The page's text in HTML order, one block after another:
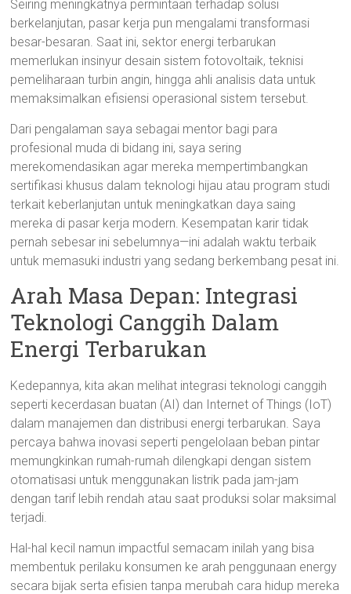
Seiring meningkatnya permintaan terhadap solusi
berkelanjutan, pasar kerja pun mengalami transformasi
besar-besaran. Saat ini, sektor energi terbarukan
memerlukan insinyur desain sistem fotovoltaik, teknisi
pemeliharaan turbin angin, hingga ahli analisis data untuk
memaksimalkan efisiensi operasional sistem tersebut.
Dari pengalaman saya sebagai mentor bagi para
profesional muda di bidang ini, saya sering
merekomendasikan agar mereka mempertimbangkan
sertifikasi khusus dalam teknologi hijau atau program studi
terkait keberlanjutan untuk meningkatkan daya saing
mereka di pasar kerja modern. Kesempatan karir tidak
pernah sebesar ini sebelumnya—ini adalah waktu terbaik
untuk memasuki industri yang sedang berkembang pesat ini.
Arah Masa Depan: Integrasi
Teknologi Canggih Dalam
Energi Terbarukan
Kedepannya, kita akan melihat integrasi teknologi canggih
seperti kecerdasan buatan (AI) dan Internet of Things (IoT)
dalam manajemen dan distribusi energi terbarukan. Saya
percaya bahwa inovasi seperti pengelolaan beban pintar
memungkinkan rumah-rumah dilengkapi dengan sistem
otomatisasi untuk menggunakan listrik pada jam-jam
dengan tarif lebih rendah atau saat produksi solar maksimal
terjadi.
Hal-hal kecil namun impactful semacam inilah yang bisa
membentuk perilaku konsumen ke arah penggunaan energy
secara bijak serta efisien tanpa merubah cara hidup mereka